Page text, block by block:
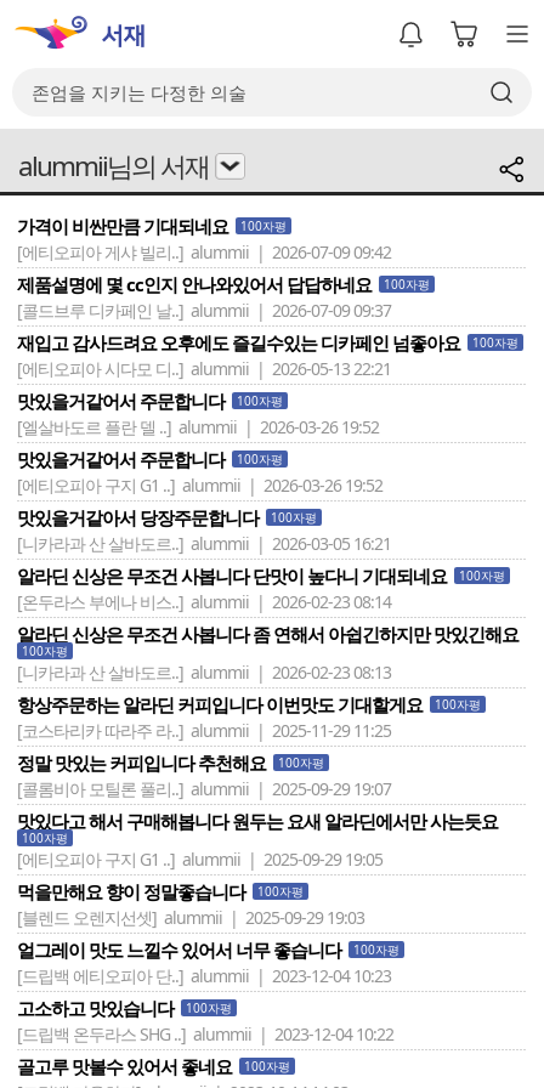
alummii님의 서재
가격이 비싼만큼 기대되네요 100자평
[에티오피아 게샤 빌리..] alummii | 2026-07-09 09:42
제품설명에 몇 cc인지 안나와있어서 답답하네요 100자평
[콜드브루 디카페인 날..] alummii | 2026-07-09 09:37
재입고 감사드려요 오후에도 즐길수있는 디카페인 넘좋아요 100자평
[에티오피아 시다모 디..] alummii | 2026-05-13 22:21
맛있을거같어서 주문합니다 100자평
[엘살바도르 플란 델 ..] alummii | 2026-03-26 19:52
맛있을거같어서 주문합니다 100자평
[에티오피아 구지 G1 ..] alummii | 2026-03-26 19:52
맛있을거같아서 당장주문합니다 100자평
[니카라과 산 살바도르..] alummii | 2026-03-05 16:21
알라딘 신상은 무조건 사봅니다 단맛이 높다니 기대되네요 100자평
[온두라스 부에나 비스..] alummii | 2026-02-23 08:14
알라딘 신상은 무조건 사봅니다 좀 연해서 아쉽긴하지만 맛있긴해요
100자평
[니카라과 산 살바도르..] alummii | 2026-02-23 08:13
항상주문하는 알라딘 커피입니다 이번맛도 기대할게요 100자평
[코스타리카 따라주 라..] alummii | 2025-11-29 11:25
정말 맛있는 커피입니다 추천해요 100자평
[콜롬비아 모틸론 풀리..] alummii | 2025-09-29 19:07
맛있다고 해서 구매해봅니다 원두는 요새 알라딘에서만 사는듯요
100자평
[에티오피아 구지 G1 ..] alummii | 2025-09-29 19:05
먹을만해요 향이 정말좋습니다 100자평
[블렌드 오렌지선셋] alummii | 2025-09-29 19:03
얼그레이 맛도 느낄수 있어서 너무 좋습니다 100자평
[드립백 에티오피아 단..] alummii | 2023-12-04 10:23
고소하고 맛있습니다 100자평
[드립백 온두라스 SHG ..] alummii | 2023-12-04 10:22
골고루 맛볼수 있어서 좋네요 100자평